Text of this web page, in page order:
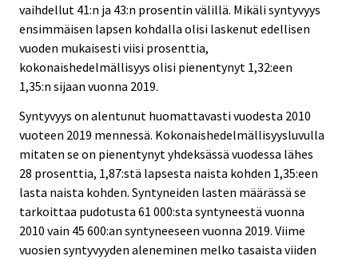
vaihdellut 41:n ja 43:n prosentin välillä. Mikäli syntyvyys
ensimmäisen lapsen kohdalla olisi laskenut edellisen
vuoden mukaisesti viisi prosenttia,
kokonaishedelmällisyys olisi pienentynyt 1,32:een
1,35:n sijaan vuonna 2019.
Syntyvyys on alentunut huomattavasti vuodesta 2010
vuoteen 2019 mennessä. Kokonaishedelmällisyysluvulla
mitaten se on pienentynyt yhdeksässä vuodessa lähes
28 prosenttia, 1,87:stä lapsesta naista kohden 1,35:een
lasta naista kohden. Syntyneiden lasten määrässä se
tarkoittaa pudotusta 61 000:sta syntyneestä vuonna
2010 vain 45 600:an syntyneeseen vuonna 2019. Viime
vuosien syntyvyyden aleneminen melko tasaista viiden